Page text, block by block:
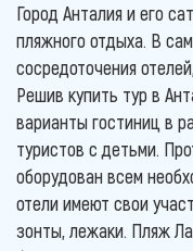
Город Анталия и его
пляжного отдыха. В
сосредоточения
Решив купить тур в
варианты гостиниц в
туристов с детьми.
оборудован всем
отели имеют свои
зонты, лежаки. Пляж